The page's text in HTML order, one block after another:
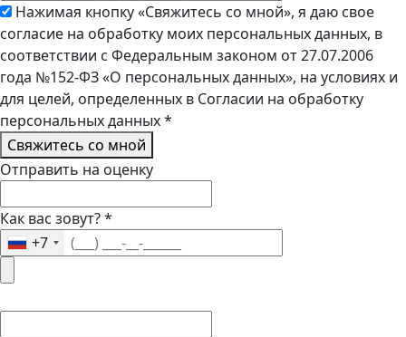
Нажимая кнопку «Свяжитесь со мной», я даю свое
согласие на обработку моих персональных данных, в
соответствии с Федеральным законом от 27.07.2006
года №152-ФЗ «О персональных данных», на условиях и
для целей, определенных в Согласии на обработку
персональных данных*
Свяжитесь со мной
Отправить на оценку
Как вас зовут?*
+7